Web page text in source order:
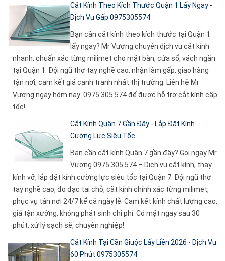
Cắt Kính Theo Kích Thước Quận 1 Lấy Ngay -
Dịch Vụ Gấp 0975305574
Bạn cần cắt kính theo kích thước tại Quận 1
lấy ngay? Mr Vượng chuyên dịch vụ cắt kính
nhanh, chuẩn xác từng milimet cho mặt bàn, cửa sổ, vách ngăn
tại Quận 1. Đội ngũ thợ tay nghề cao, nhận làm gấp, giao hàng
tận nơi, cam kết giá cạnh tranh nhất thị trường. Liên hệ Mr
Vượng ngay hôm nay: 0975 305 574 để được hỗ trợ cắt kính cấp
tốc!
Cắt Kính Quận 7 Gần Đây - Lắp Đặt Kính
Cường Lực Siêu Tốc
Bạn cần cắt kính Quận 7 gần đây? Gọi ngay Mr
Vượng 0975 305 574 – Dịch vụ cắt kính, thay
kính vỡ, lắp đặt kính cường lực siêu tốc tại Quận 7. Đội ngũ thợ
tay nghề cao, đo đạc tại chỗ, cắt kính chính xác từng milimet,
phục vụ tận nơi 24/7 kể cả ngày lễ. Cam kết kính chất lượng cao,
giá tận xưởng, không phát sinh chi phí. Có mặt ngay sau 30
phút, xử lý sạch sẽ, chuyên nghiệp!
Cắt Kính Tại Cần Giuộc Lấy Liền 2026 - Dịch Vụ
60 Phút 0975305574